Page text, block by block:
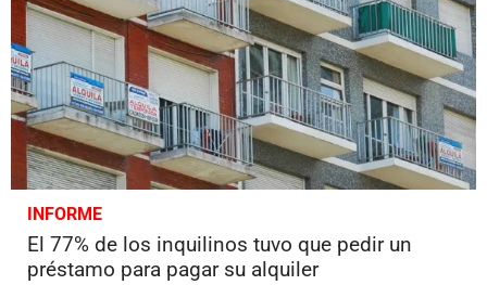
INFORME
El 77% de los inquilinos tuvo que pedir un
préstamo para pagar su alquiler